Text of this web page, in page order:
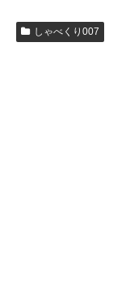
しゃべくり007